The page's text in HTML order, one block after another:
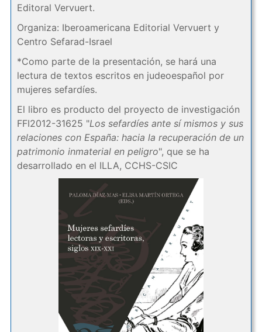
Editoral Vervuert.
Organiza: Iberoamericana Editorial Vervuert y
Centro Sefarad-Israel
*Como parte de la presentación, se hará una
lectura de textos escritos en judeoespañol por
mujeres sefardíes.
El libro es producto del proyecto de investigación
FFI2012-31625 "Los sefardíes ante sí mismos y sus
relaciones con España: hacia la recuperación de un
patrimonio inmaterial en peligro", que se ha
desarrollado en el ILLA, CCHS-CSIC